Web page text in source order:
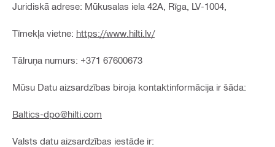
Juridiskā adrese: Mūkusalas iela 42A, Rīga, LV-1004,
Tīmekļa vietne: https://www.hilti.lv/
Tālruņa numurs: +371 67600673
Mūsu Datu aizsardzības biroja kontaktinformācija ir šāda:
Baltics-dpo@hilti.com
Valsts datu aizsardzības iestāde ir: